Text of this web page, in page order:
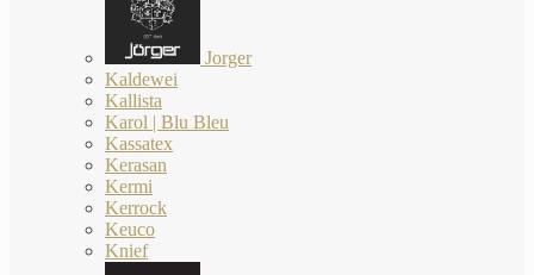
Jorger
Kaldewei
Kallista
Karol | Blu Bleu
Kassatex
Kerasan
Kermi
Kerrock
Keuco
Knief